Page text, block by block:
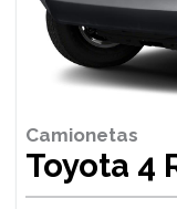
Camionetas
Toyota 4